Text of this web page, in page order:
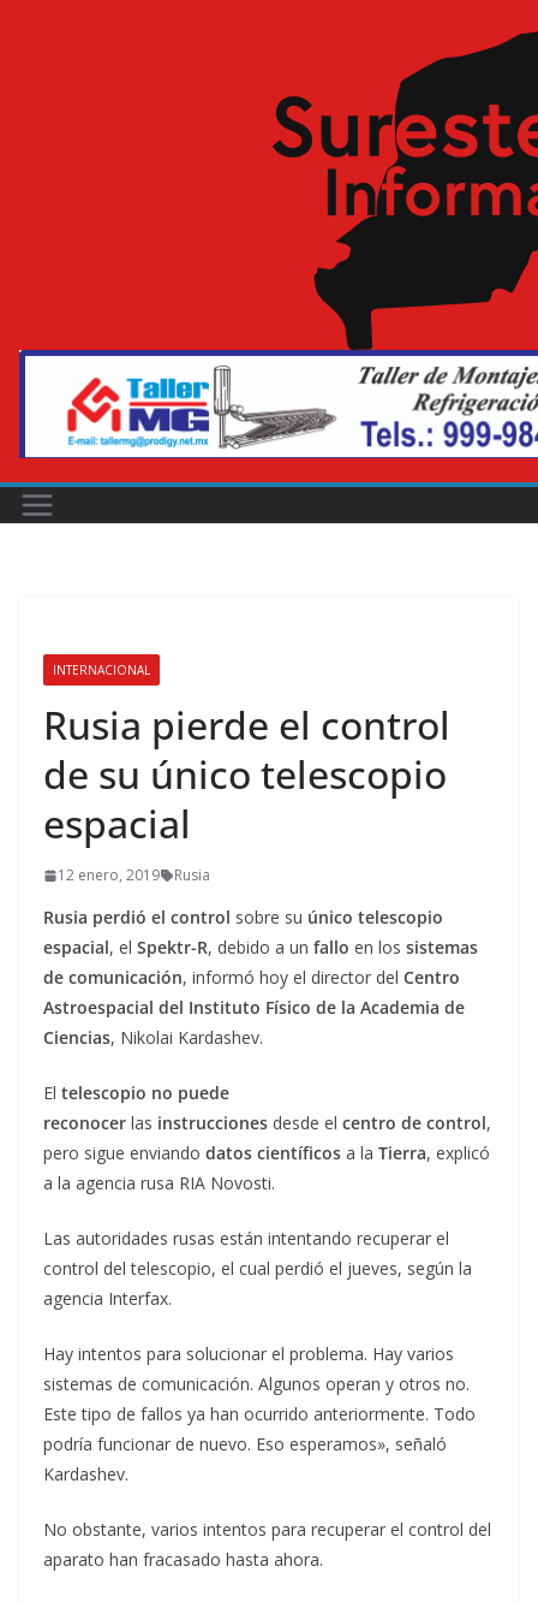
INTERNACIONAL
Rusia pierde el control
de su único telescopio
espacial
12 enero, 2019 Rusia
Rusia perdió el control sobre su único telescopio
espacial, el Spektr-R, debido a un fallo en los sistemas
de comunicación, informó hoy el director del Centro
Astroespacial del Instituto Físico de la Academia de
Ciencias, Nikolai Kardashev.
El telescopio no puede
reconocer las instrucciones desde el centro de control,
pero sigue enviando datos científicos a la Tierra, explicó
a la agencia rusa RIA Novosti.
Las autoridades rusas están intentando recuperar el
control del telescopio, el cual perdió el jueves, según la
agencia Interfax.
Hay intentos para solucionar el problema. Hay varios
sistemas de comunicación. Algunos operan y otros no.
Este tipo de fallos ya han ocurrido anteriormente. Todo
podría funcionar de nuevo. Eso esperamos», señaló
Kardashev.
No obstante, varios intentos para recuperar el control del
aparato han fracasado hasta ahora.